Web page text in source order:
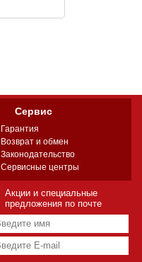
Сервис
Гарантия
Возврат и обмен
Законодательство
Сервисные центры
Акции и специальные
предложения по почте